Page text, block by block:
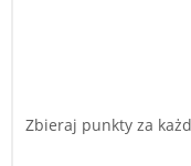
Zbieraj punkty za